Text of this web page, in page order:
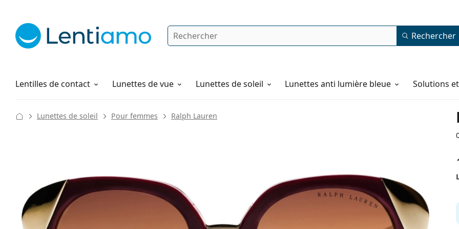
Rechercher Rechercher
Lentilles de contact
Produits d'entretien Lunettes de vue Lunettes de soleil Lunettes anti lumière bleue Solutions
Comment commander
Lunettes de soleil Pour femmes Ralph Lauren